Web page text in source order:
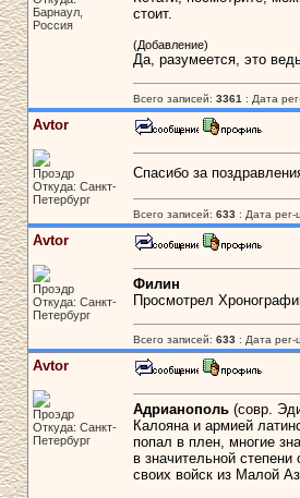
Барнаул,
Россия
стоит.
(Добавление)
Да, разумеется, это
Всего записей: 3361 : Дата
Avtor
Проэдр
Откуда: Санкт-
Петербург
Спасибо за
Всего записей: 633: Дата рег-
Avtor
Проэдр
Откуда: Санкт-
Петербург
Филин
Просмотрел
Всего записей: 633: Дата рег-
Avtor
Проэдр
Откуда: Санкт-
Петербург
Адрианополь(совр.
Калояна и армией
попал в плен, многие
в значительной
своих войск из Малой